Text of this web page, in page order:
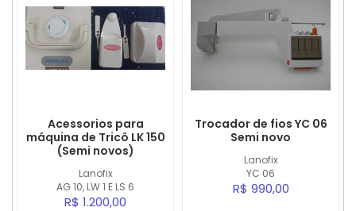
Lanofix
AG 10, LW 1 E LS 6
Acessorios para
máquina de Tricô LK 150
(Semi novos)
R$ 1.200,00
Lanofix
YC 06
Trocador de fios YC 06
Semi novo
R$ 990,00